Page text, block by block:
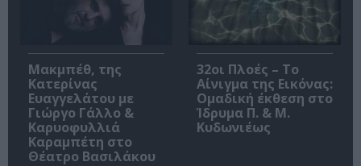
Μακμπέθ, της
Κατερίνας
Ευαγγελάτου με
Γιώργο Γάλλο &
Καρυοφυλλιά
Καραμπέτη στο
Θέατρο Βασιλάκου
32οι Πλοές – Το
Αίνιγμα της Εικόνας:
Ομαδική έκθεση στο
Ίδρυμα Π. & Μ.
Κυδωνιέως